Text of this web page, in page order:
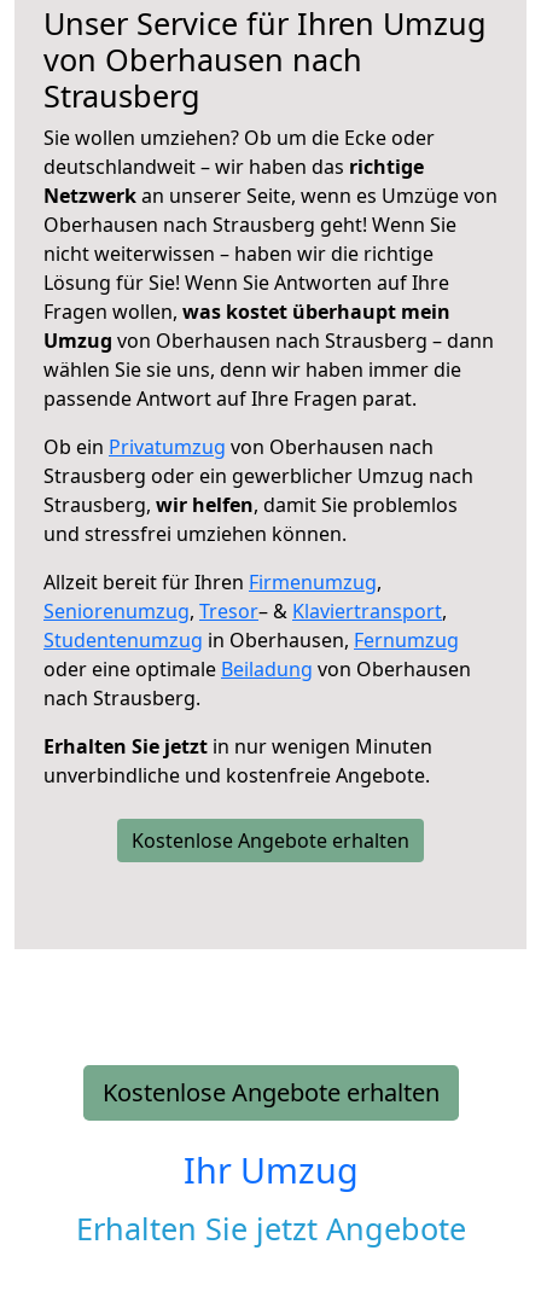
Unser Service für Ihren Umzug
von Oberhausen nach
Strausberg
Sie wollen umziehen? Ob um die Ecke oder
deutschlandweit – wir haben das richtige
Netzwerkan unserer Seite, wenn es Umzüge von
Oberhausen nach Strausberg geht! Wenn Sie
nicht weiterwissen – haben wir die richtige
Lösung für Sie! Wenn Sie Antworten auf Ihre
Fragen wollen, was kostet überhaupt mein
Umzug von Oberhausen nach Strausberg – dann
wählen Sie sie uns, denn wir haben immer die
passende Antwort auf Ihre Fragen parat.
Ob ein Privatumzug von Oberhausen nach
Strausberg oder ein gewerblicher Umzug nach
Strausberg, wir helfen, damit Sie problemlos
und stressfrei umziehen können.
Allzeit bereit für Ihren Firmenumzug,
Seniorenumzug, Tresor– & Klaviertransport,
Studentenumzug in Oberhausen, Fernumzug
oder eine optimale Beiladung von Oberhausen
nach Strausberg.
Erhalten Sie jetzt in nur wenigen Minuten
unverbindliche und kostenfreie Angebote.
Kostenlose Angebote erhalten
Kostenlose Angebote erhalten
Ihr Umzug
Erhalten Sie jetzt Angebote